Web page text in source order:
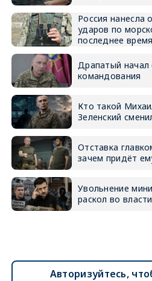
Россия нанесла
ударов по
последнее время
Драпатый начал
командования
Кто такой
Зеленский
Отставка
зачем придёт
Увольнение
раскол во
Авторизуйтесь,